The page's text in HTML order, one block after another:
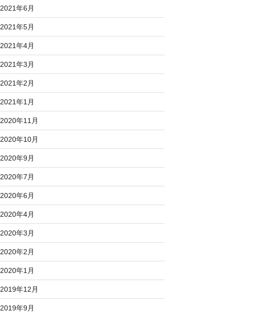
2021年6月
2021年5月
2021年4月
2021年3月
2021年2月
2021年1月
2020年11月
2020年10月
2020年9月
2020年7月
2020年6月
2020年4月
2020年3月
2020年2月
2020年1月
2019年12月
2019年9月